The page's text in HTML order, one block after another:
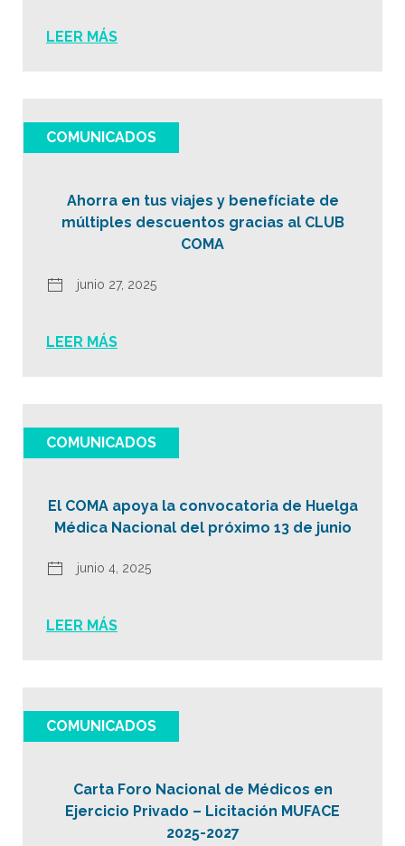
LEER MÁS
COMUNICADOS
Ahorra en tus viajes y benefíciate de
múltiples descuentos gracias al CLUB
COMA
junio 27, 2025
LEER MÁS
COMUNICADOS
El COMA apoya la convocatoria de Huelga
Médica Nacional del próximo 13 de junio
junio 4, 2025
LEER MÁS
COMUNICADOS
Carta Foro Nacional de Médicos en
Ejercicio Privado – Licitación MUFACE
2025-2027